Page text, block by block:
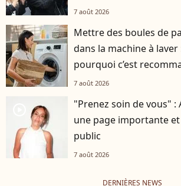
7 août 2026
Mettre des boules de
dans la machine à
pourquoi c’est
7 août 2026
"Prenez soin de vous"
une page importante
public
7 août 2026
DERNIÈRES NEWS